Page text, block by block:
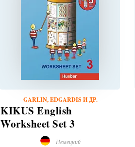
GARLIN, EDGARDIS И ДР.
KIKUS English
Worksheet Set 3
Немецкий